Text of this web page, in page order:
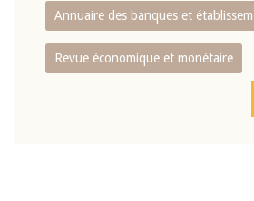
Annuaire des banques et
Revue économique et monétaire